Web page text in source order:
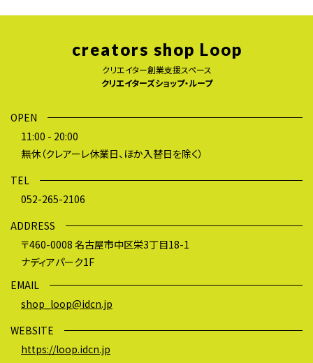
creators shop Loop
クリエイター創業支援スペース
クリエイターズショップ・ループ
OPEN
11:00 - 20:00
無休（クレアーレ休業日、ほか入替日を除く）
TEL
052-265-2106
ADDRESS
〒460-0008 名古屋市中区栄3丁目18-1
ナディアパーク1F
EMAIL
shop_loop@idcn.jp
WEBSITE
https://loop.idcn.jp